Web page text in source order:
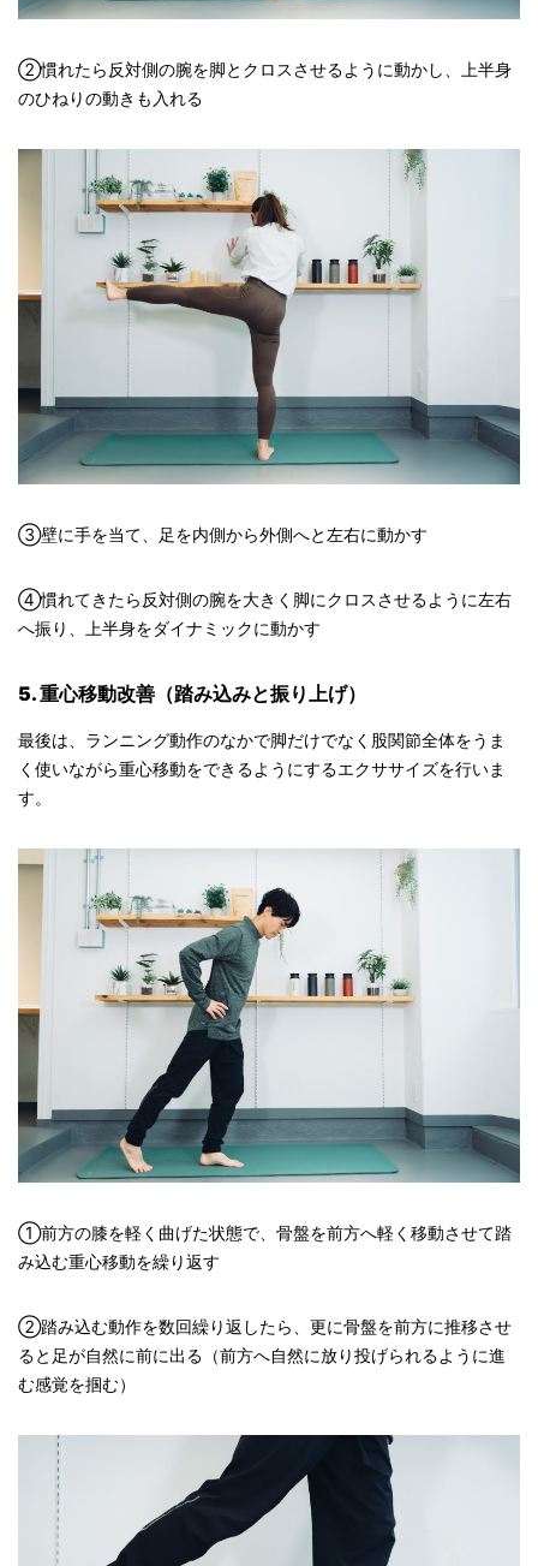
②慣れたら反対側の腕を脚とクロスさせるように動かし、上半身
のひねりの動きも入れる
③壁に手を当て、足を内側から外側へと左右に動かす
④慣れてきたら反対側の腕を大きく脚にクロスさせるように左右
へ振り、上半身をダイナミックに動かす
5. 重心移動改善（踏み込みと振り上げ）
最後は、ランニング動作のなかで脚だけでなく股関節全体をうま
く使いながら重心移動をできるようにするエクササイズを行いま
す。
①前方の膝を軽く曲げた状態で、骨盤を前方へ軽く移動させて踏
み込む重心移動を繰り返す
②踏み込む動作を数回繰り返したら、更に骨盤を前方に推移させ
ると足が自然に前に出る（前方へ自然に放り投げられるように進
む感覚を掴む）